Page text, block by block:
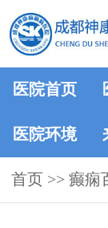
医院首页
医院环境
首页 >> 癫痫